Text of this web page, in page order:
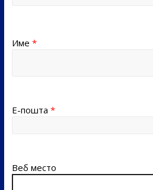
Име *
Е-пошта *
Веб место